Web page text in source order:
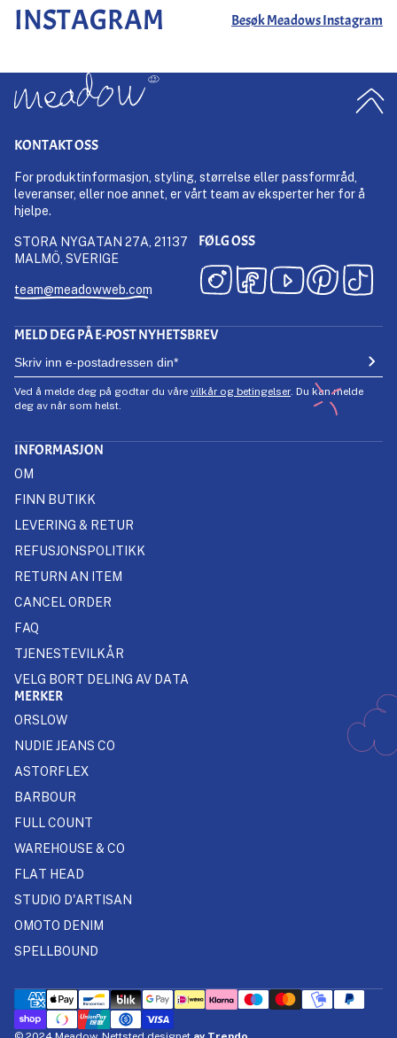
INSTAGRAM Besøk Meadows Instagram
KONTAKT OSS
For produktinformasjon, styling, størrelse eller passformråd,
leveranser, eller noe annet, er vårt team av eksperter her for å
hjelpe.
STORA NYGATAN 27A, 21137
MALMÖ, SVERIGE
team@meadowweb.com
FØLG OSS
MELD DEG PÅ E-POST NYHETSBREV
Ved å melde deg på godtar du våre vilkår og betingelser. Du kan melde
deg av når som helst.
INFORMASJON
OM
FINN BUTIKK
LEVERING & RETUR
REFUSJONSPOLITIKK
RETURN AN ITEM
CANCEL ORDER
FAQ
TJENESTEVILKÅR
VELG BORT DELING AV DATA
MERKER
ORSLOW
NUDIE JEANS CO
ASTORFLEX
BARBOUR
FULL COUNT
WAREHOUSE & CO
FLAT HEAD
STUDIO D'ARTISAN
OMOTO DENIM
SPELLBOUND